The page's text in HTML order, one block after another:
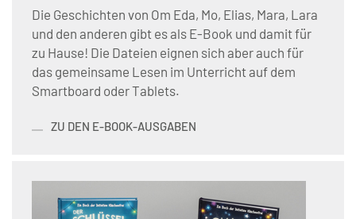
Die Geschichten von Om Eda, Mo, Elias, Mara, Lara
und den anderen gibt es als E-Book und damit für
zu Hause! Die Dateien eignen sich aber auch für
das gemeinsame Lesen im Unterricht auf dem
Smartboard oder Tablets.
ZU DEN E-BOOK-AUSGABEN